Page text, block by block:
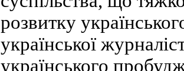
розвитку
української
українського